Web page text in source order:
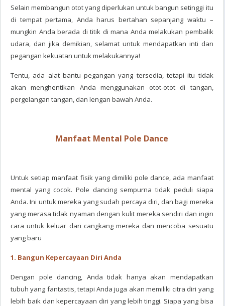
Selain membangun otot yang diperlukan untuk bangun setinggi itu
di tempat pertama, Anda harus bertahan sepanjang waktu –
mungkin Anda berada di titik di mana Anda melakukan pembalik
udara, dan jika demikian, selamat untuk mendapatkan inti dan
pegangan kekuatan untuk melakukannya!
Tentu, ada alat bantu pegangan yang tersedia, tetapi itu tidak
akan menghentikan Anda menggunakan otot-otot di tangan,
pergelangan tangan, dan lengan bawah Anda.
Manfaat Mental Pole Dance
Untuk setiap manfaat fisik yang dimiliki pole dance, ada manfaat
mental yang cocok. Pole dancing sempurna tidak peduli siapa
Anda. Ini untuk mereka yang sudah percaya diri, dan bagi mereka
yang merasa tidak nyaman dengan kulit mereka sendiri dan ingin
cara untuk keluar dari cangkang mereka dan mencoba sesuatu
yang baru
1. Bangun Kepercayaan Diri Anda
Dengan pole dancing, Anda tidak hanya akan mendapatkan
tubuh yang fantastis, tetapi Anda juga akan memiliki citra diri yang
lebih baik dan kepercayaan diri yang lebih tinggi. Siapa yang bisa